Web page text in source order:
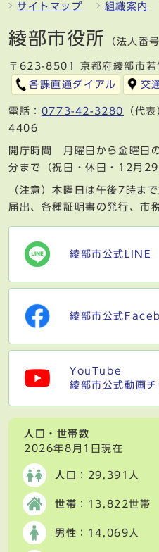
サイトマップ 組織案内
綾部市役所 （法人番
〒623-8501 京都府綾部市若
各課直通ダイアル
交
電話： 0773-42-3280
（代
4406
開庁時間 月曜日から金曜日
分まで（祝日・休日・12月
（注意）木曜日は午後7時ま
届出、各種証明書の発行、市
綾部市公式LINE
綾部市公式
YouTube
綾部市公式動画
人口・世帯数
2026年8月1日現在
人口 ：29,391人
世帯 ：13,822世帯
男性 ：14,069人